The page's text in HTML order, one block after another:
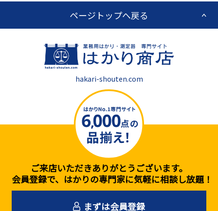
ご来店いただきありがとうございます。
会員登録で、はかりの専門家に気軽に相談し放題！
まずは会員登録
ページトップへ戻る
hakari-shouten.com